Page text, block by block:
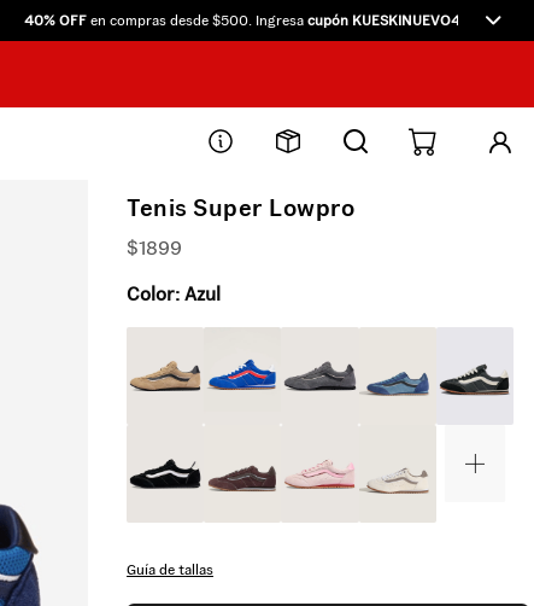
40% OFFen compras desde $500. Ingresacupón KUESKINUEVO40
Tenis Super Lowpro
$1899
Color:Azul
Guía de tallas